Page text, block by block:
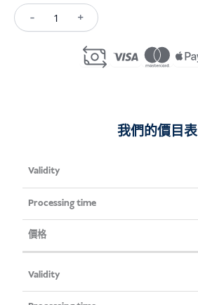
-
Short
Course/Training
+
我們的價目表
有
效
性
處
理
時
格